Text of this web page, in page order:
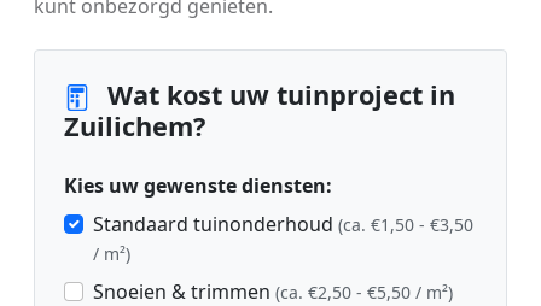
kunt onbezorgd genieten.
Wat kost uw tuinproject in
Zuilichem?
Kies uw gewenste diensten:
Standaard tuinonderhoud (ca. €1,50 - €3,50
/ m²)
Snoeien & trimmen (ca. €2,50 - €5,50 / m²)